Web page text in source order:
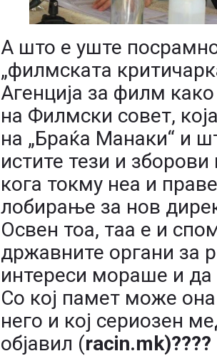
А што е уште
„филмската
Агенција за филм
на Филмски совет,
на „Браќа Манаки“ и
истите тези и
кога токму неа и
лобирање за нов
Освен тоа, таа е и
државните органи за
интереси мораше и
Со кој памет може она
него и кој сериозен
објавил (racin.mk)????